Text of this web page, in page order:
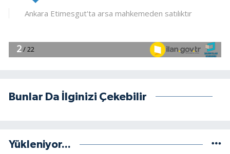
Bunlar Da İlginizi Çekebilir
Yükleniyor...